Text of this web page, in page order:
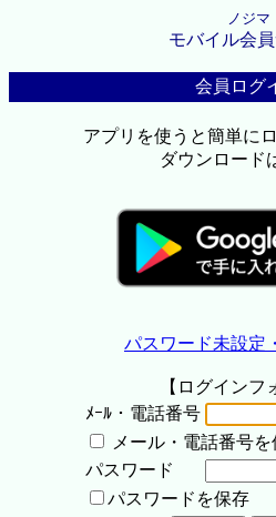
ノジマ
モバイル会
会員ログ
アプリを使うと簡単に
ダウンロード
パスワード未設定
【ログインフ
ﾒｰﾙ・電話番号
メール・電話番号を
パスワード
パスワードを保存